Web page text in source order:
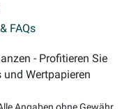
FAQs
- Profitieren Sie
Wertpapieren